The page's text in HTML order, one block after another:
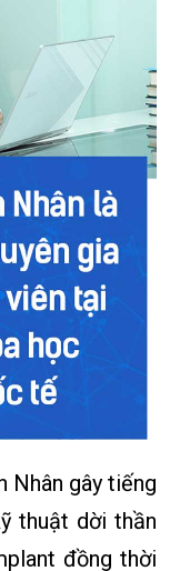
Nhân gây tiếng
thuật dời thần
đồng thời